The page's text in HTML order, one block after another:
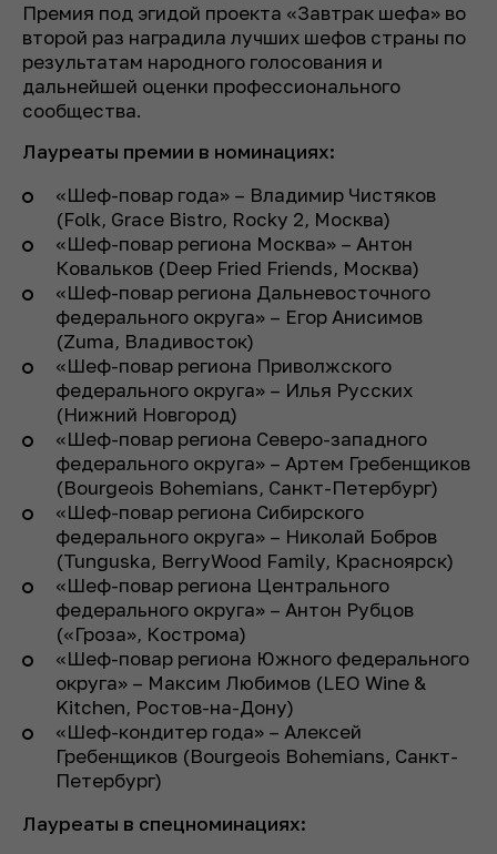
Премия под эгидой проекта «Завтрак шефа» во
второй раз наградила лучших шефов страны по
результатам народного голосования и
дальнейшей оценки профессионального
сообщества.
Лауреаты премии в номинациях:
«Шеф-повар года» – Владимир Чистяков
(Folk, Grace Bistro, Rocky 2, Москва)
«Шеф-повар региона Москва» – Антон
Ковальков (Deep Fried Friends, Москва)
«Шеф-повар региона Дальневосточного
федерального округа» – Егор Анисимов
(Zuma, Владивосток)
«Шеф-повар региона Приволжского
федерального округа» – Илья Русских
(Нижний Новгород)
«Шеф-повар региона Северо-западного
федерального округа» – Артем Гребенщиков
(Bourgeois Bohemians, Санкт-Петербург)
«Шеф-повар региона Сибирского
федерального округа» – Николай Бобров
(Tunguska, BerryWood Family, Красноярск)
«Шеф-повар региона Центрального
федерального округа» – Антон Рубцов
(«Гроза», Кострома)
«Шеф-повар региона Южного федерального
округа» – Максим Любимов (LEO Wine &
Kitchen, Ростов-на-Дону)
«Шеф-кондитер года» – Алексей
Гребенщиков (Bourgeois Bohemians, Санкт-
Петербург)
Лауреаты в спецноминациях: